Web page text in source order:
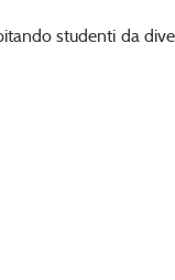
studenti da